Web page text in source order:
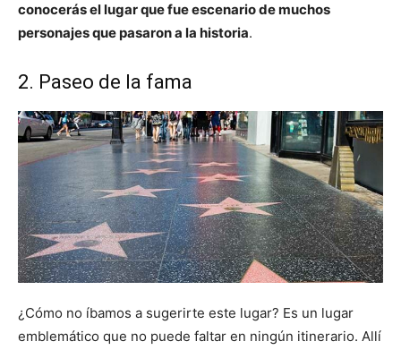
conocerás el lugar que fue escenario de muchos
personajes que pasaron a la historia.
2. Paseo de la fama
¿Cómo no íbamos a sugerirte este lugar? Es un lugar
emblemático que no puede faltar en ningún itinerario. Allí